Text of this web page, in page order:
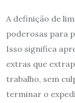
A definição de
poderosas para
Isso significa
extras que
trabalho, sem
terminar o